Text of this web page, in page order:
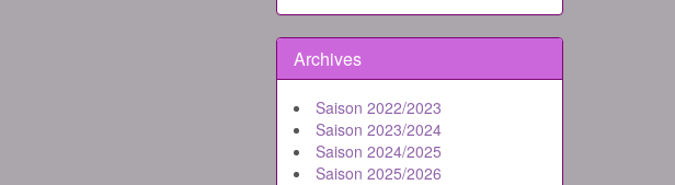
Archives
Saison 2022/2023
Saison 2023/2024
Saison 2024/2025
Saison 2025/2026